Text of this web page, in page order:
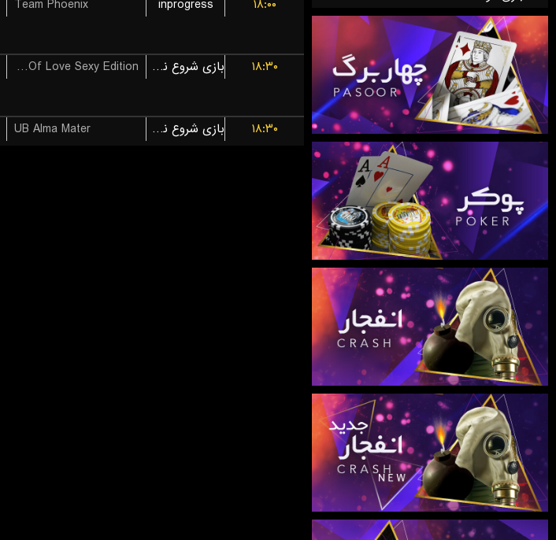
Team Phoenix inprogress
۱۸:۰۰
Unicorns Of Love Sexy Edition بازی شروع نشده است
۱۸:۳۰
UB Alma Mater بازی شروع نشده است ۱۸:۳۰